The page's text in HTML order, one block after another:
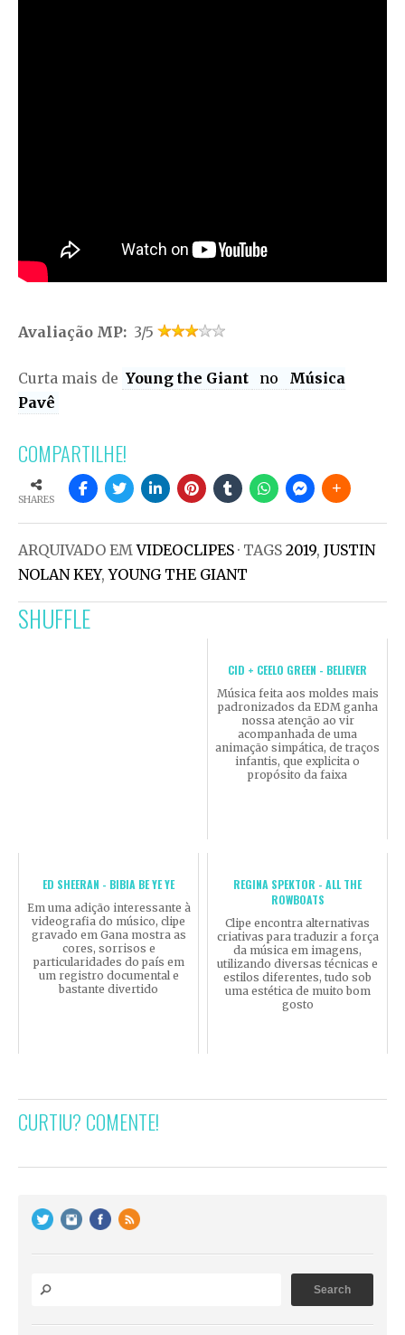
Avaliação MP: 3/5
Curta mais de Young the Giant no
Música
Pavê
COMPARTILHE!
SHARES
ARQUIVADO EMVIDEOCLIPES · TAGS 2019, JUSTIN
NOLAN KEY,YOUNG THE GIANT
SHUFFLE
CID + CEELO GREEN - BELIEVER
Música feita aos moldes mais
padronizados da EDM ganha
nossa atenção ao vir
acompanhada de uma
animação simpática, de traços
infantis, que explicita o
propósito da faixa
ED SHEERAN - BIBIA BE YE YE
Em uma adição interessante à
videografia do músico, clipe
gravado em Gana mostra as
cores, sorrisos e
particularidades do país em
um registro documental e
bastante divertido
REGINA SPEKTOR - ALL THE
ROWBOATS
Clipe encontra alternativas
criativas para traduzir a força
da música em imagens,
utilizando diversas técnicas e
estilos diferentes, tudo sob
uma estética de muito bom
gosto
CURTIU? COMENTE!